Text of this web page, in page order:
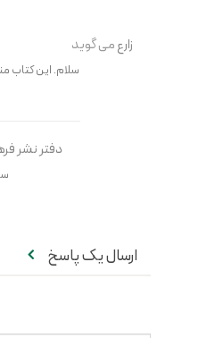
زارعمی گوید
سلام. این کتاب
دفتر نشر
ارسال یک پاسخ